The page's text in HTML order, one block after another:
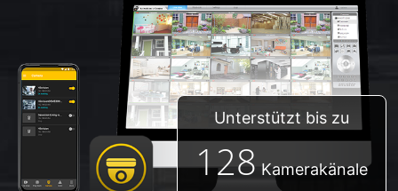
Unterstützt bis zu
128 Kamerakänale